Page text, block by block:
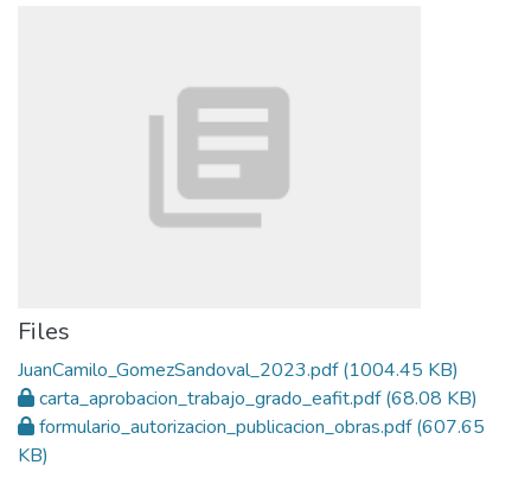
Files
JuanCamilo_GomezSandoval_2023.pdf(1004.45 KB)
carta_aprobacion_trabajo_grado_eafit.pdf(68.08 KB)
formulario_autorizacion_publicacion_obras.pdf(607.65
KB)